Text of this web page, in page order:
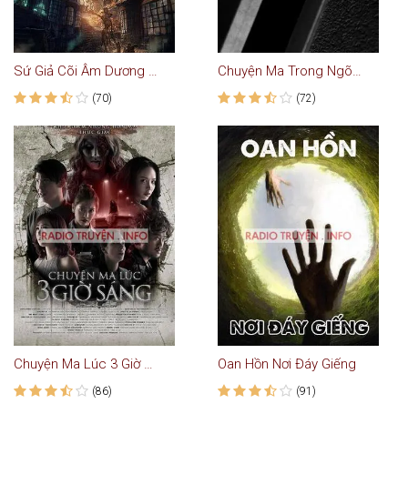
Sứ Giả Cõi Âm Dương - Truyện Ma
(70)
Chuyện Ma Trong Ngõ Nhỏ - Truyện Ma
(72)
Chuyện Ma Lúc 3 Giờ Sáng
(86)
Oan Hồn Nơi Đáy Giếng
(91)